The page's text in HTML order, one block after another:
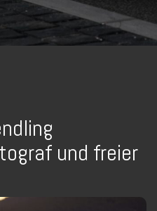
und freier